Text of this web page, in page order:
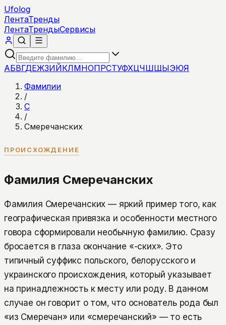
Ufolog
ЛентаТренды
ЛентаТрендыСервисы
АБВГДЕЖЗИЙКЛМНОПРСТУФХЦЧШЩЫЭЮЯ
Фамилии
/
С
/
Смеречанских
ПРОИСХОЖДЕНИЕ
Фамилия Смеречанских
Фамилия Смеречанских — яркий пример того, как
географическая привязка и особенности местного
говора сформировали необычную фамилию. Сразу
бросается в глаза окончание «-ских». Это
типичный суффикс польского, белорусского и
украинского происхождения, который указывает
на принадлежность к месту или роду. В данном
случае он говорит о том, что основатель рода был
«из Смеречан» или «смеречанский» — то есть